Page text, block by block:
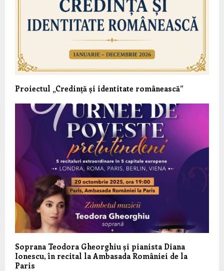
Proiectul „Credință și identitate românească”
Soprana Teodora Gheorghiu și pianista Diana
Ionescu, în recital la Ambasada României de la
Paris